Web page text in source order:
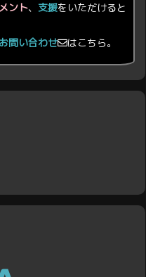
ント、 支援をいただけると
お問い合わせ はこちら。